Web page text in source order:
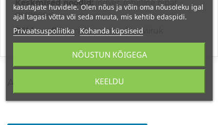
Keskmised noodid:ingver, roheline pipar,
gardeenia
Põhinoodid:sandlipuu, muskus, viiruk
kasutajate huvidele. Olen nõus ja võin oma nõusoleku igal
ajal tagasi võtta või seda muuta, mis kehtib edaspidi.
Privaatsuspoliitika Kohanda küpsiseid
KEELDU
NÕUSTUN KÕIGEGA